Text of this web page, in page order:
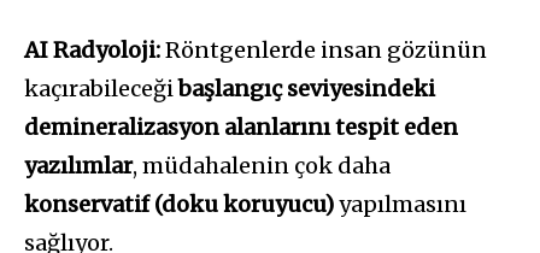
AI Radyoloji:Röntgenlerde insan gözünün
kaçırabileceğibaşlangıç seviyesindeki
demineralizasyon alanlarını tespit eden
yazılımlar, müdahalenin çok daha
konservatif (doku koruyucu)yapılmasını
sağlıyor.